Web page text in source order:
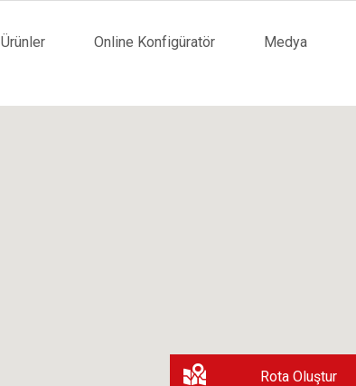
Ürünler Online Konfigüratör Medya
Rota Oluştur